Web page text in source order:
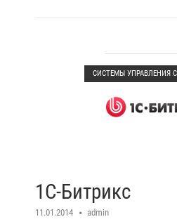
СИСТЕМЫ УПРАВЛЕНИЯ
1С-Битрикс
11.01.2014 admin